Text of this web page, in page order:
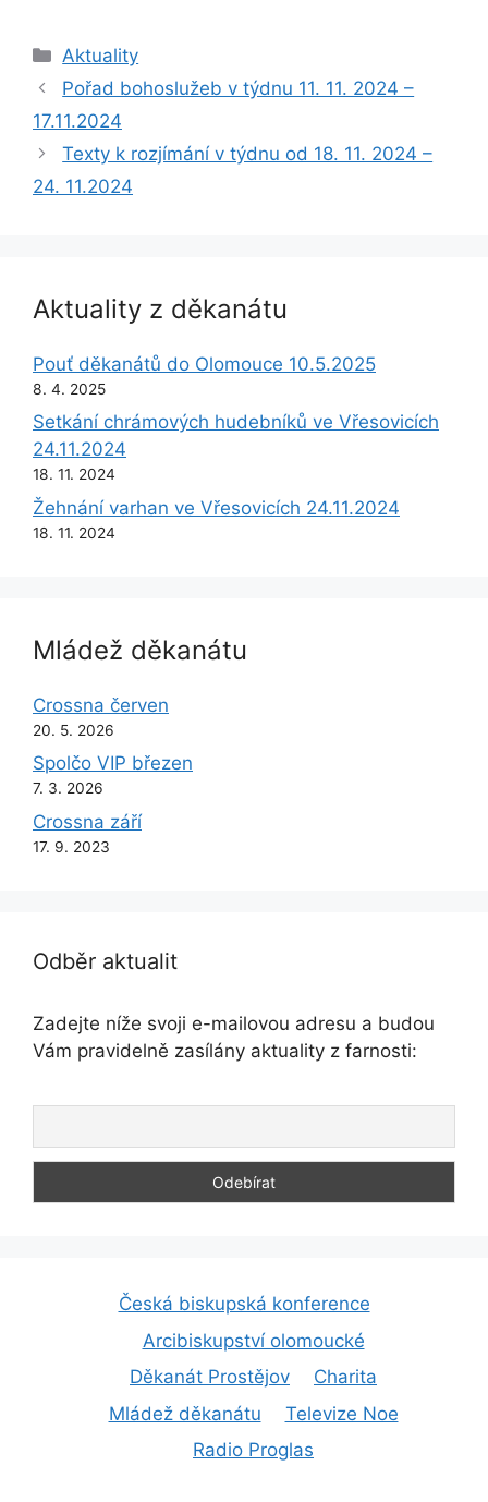
Rubriky
Aktuality
Pořad bohoslužeb v týdnu 11. 11. 2024 –
17.11.2024
Texty k rozjímání v týdnu od 18. 11. 2024 –
24. 11.2024
Aktuality z děkanátu
Pouť děkanátů do Olomouce 10.5.2025
8. 4. 2025
Setkání chrámových hudebníků ve Vřesovicích
24.11.2024
18. 11. 2024
Žehnání varhan ve Vřesovicích 24.11.2024
18. 11. 2024
Mládež děkanátu
Crossna červen
20. 5. 2026
Spolčo VIP březen
7. 3. 2026
Crossna září
17. 9. 2023
Odběr aktualit
Zadejte níže svoji e-mailovou adresu a budou
Vám pravidelně zasílány aktuality z farnosti:
Česká biskupská konference
Arcibiskupství olomoucké
Děkanát Prostějov
Charita
Mládež děkanátu
Televize Noe
Radio Proglas